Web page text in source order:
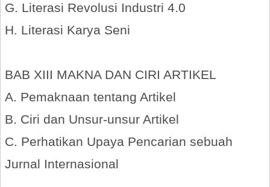
G. Literasi Revolusi Industri 4.0
H. Literasi Karya Seni
BAB XIII MAKNA DAN CIRI ARTIKEL
A. Pemaknaan tentang Artikel
B. Ciri dan Unsur-unsur Artikel
C. Perhatikan Upaya Pencarian sebuah
Jurnal Internasional